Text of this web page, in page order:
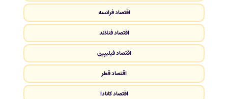
اقتصاد فرانسه
اقتصاد فنلاند
اقتصاد فیلیپین
اقتصاد قطر
اقتصاد کانادا